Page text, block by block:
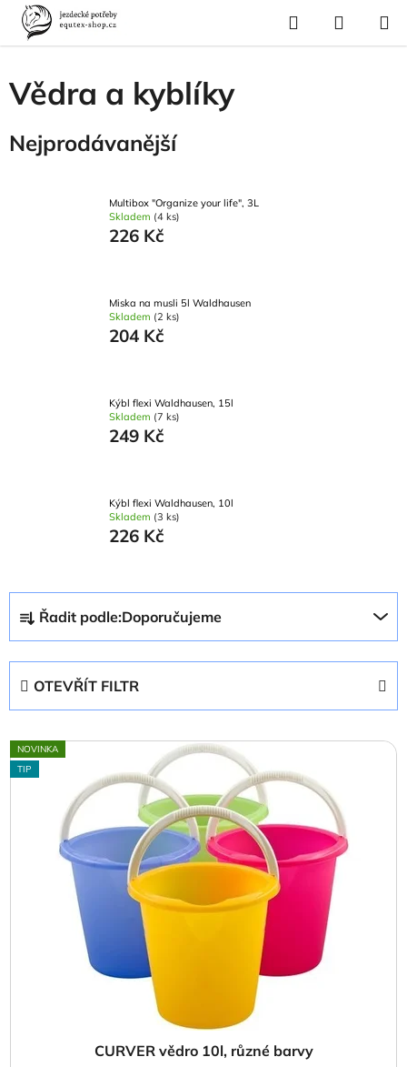
Přejít
obsah
Hledat
KOŠÍK
Domů
Vybavení stáje
Vědra a kyblíky
Nejprodávanější
Multibox "Organize your life", 3L
Skladem (4 ks)
226 Kč
Miska na musli 5l Waldhausen
Skladem (2 ks)
204 Kč
Kýbl flexi Waldhausen, 15l
Skladem (7 ks)
249 Kč
Kýbl flexi Waldhausen, 10l
Skladem (3 ks)
226 Kč
a
z
p
r
Řadit podle:Doporučujeme
OTEVŘÍT FILTR
V
ý
NOVINKA
TIP
CURVER vědro 10l, různé barvy